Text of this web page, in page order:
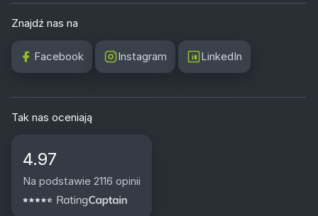
Znajdź nas na
Facebook Instagram LinkedIn
Tak nas oceniają
4.97
Na podstawie 2116 opinii